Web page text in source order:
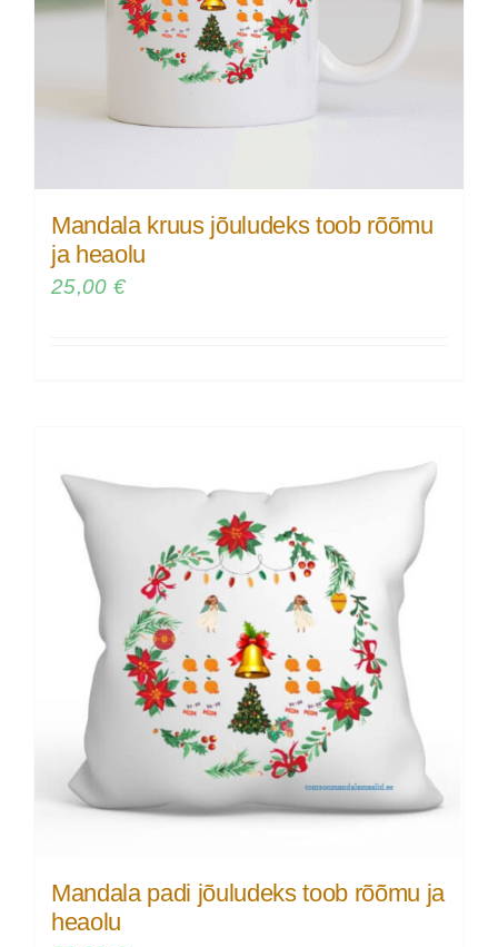
Mandala kruus jõuludeks toob rõõmu
ja heaolu
25,00 €
Mandala padi jõuludeks toob rõõmu ja
heaolu